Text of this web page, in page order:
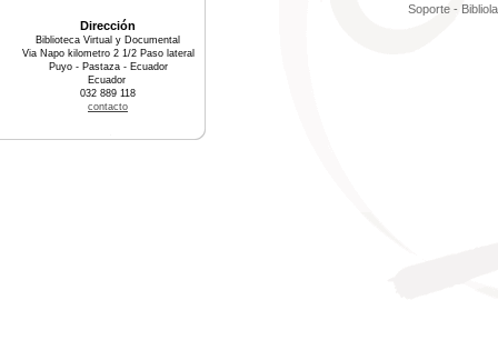
Soporte -
Dirección
Biblioteca Virtual y Documental
Via Napo kilometro 2 1/2 Paso lateral
Puyo - Pastaza - Ecuador
Ecuador
032 889 118
contacto